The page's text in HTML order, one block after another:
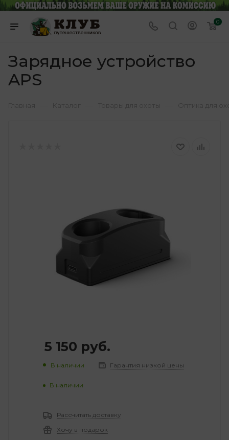
0
Зарядное устройство
APS
5 150 руб.
В наличии Гарантия низкой цены
В наличии
Рассчитать доставку
Хочу в подарок